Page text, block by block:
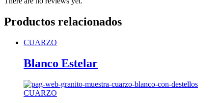
Productos relacionados
CUARZO
Blanco Estelar
CUARZO